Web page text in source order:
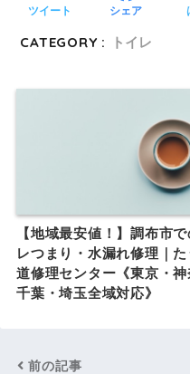
ツイート シェア
CATEGORY : トイレ
【地域最安値！】調布市
レつまり・水漏れ修理｜
道修理センター《東京・神
千葉・埼玉全域対応》
前の記事